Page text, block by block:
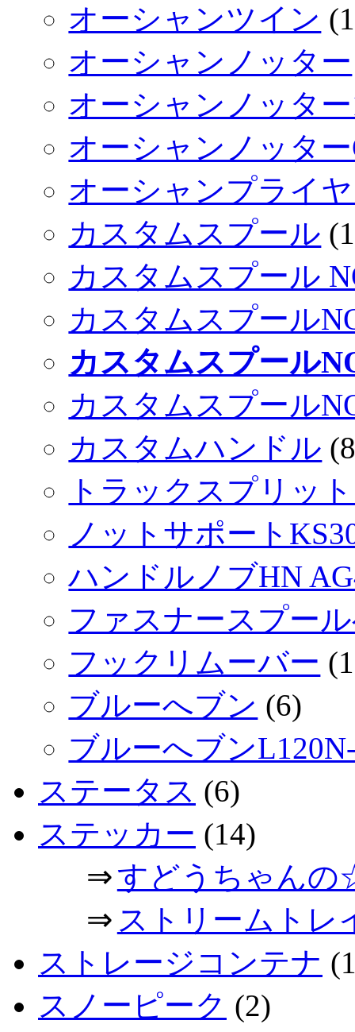
オーシャンツイン
オーシャンノッター
オーシャンノッタ
オーシャンノッタ
オーシャンプライ
カスタムスプール
カスタムスプール
カスタムスプール
カスタムスプール
カスタムスプール
カスタムハンドル
トラックスプリッ
ノットサポート
ハンドルノブHN
ファスナースプー
フックリムーバー
ブルーへブン (6)
ブルーへブン
ステータス (6)
ステッカー (14)
⇒すどうちゃん
⇒ ストリームトレ
ストレージコンテナ
スノーピーク (2)